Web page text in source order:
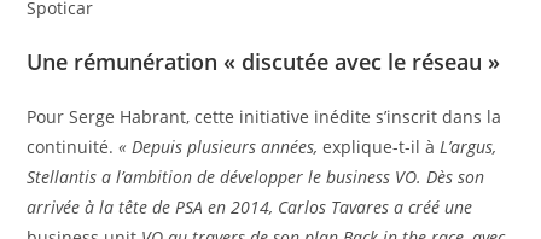
Spoticar
Une rémunération « discutée avec le réseau »
Pour Serge Habrant, cette initiative inédite s’inscrit dans la
continuité.« Depuis plusieurs années, explique-t-il àL’argus,
Stellantis a l’ambition de développer le business VO. Dès son
arrivée à la tête de PSA en 2014, Carlos Tavares a créé une